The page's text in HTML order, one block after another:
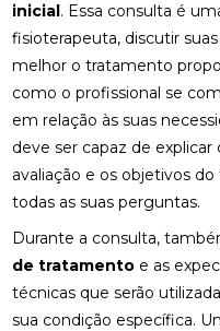
inicial. Essa consulta é
fisioterapeuta, discutir
melhor o tratamento
como o profissional se
em relação às suas
deve ser capaz de
avaliação e os objetivos
todas as suas perguntas.
Durante a consulta,
de tratamento e as
técnicas que serão
sua condição específica.
SOLUÇÃO IDEAL
PULMONAR EM CASA
FISIOTERAPIA
FISIOTERAPIA RESPIRATÓRIA DOMICILIAR EFICAZ:
SAIBA TUDO SOBRE O
MELHORAR A
FISIOTERAPIA RESPIRATÓRIA DOMICILIAR:
BENEFÍCIOS INCRÍVEIS